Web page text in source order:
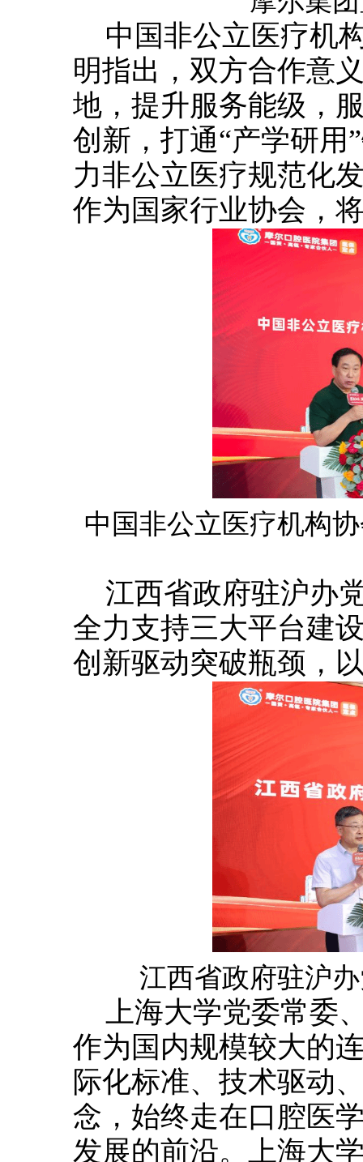
中国非公立医疗机
明指出，双方合作意
地，提升服务能级，
创新，打通“产学研用
力非公立医疗规范化
作为国家行业协会，
中国非公立医疗机构
江西省政府驻沪办
全力支持三大平台建
创新驱动突破瓶颈，
江西省政府驻沪
上海大学党委常委
作为国内规模较大的
际化标准、技术驱动
念，始终走在口腔医
发展的前沿。上海大